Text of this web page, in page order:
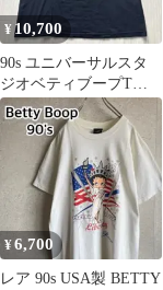
¥10,700
90s ユニバーサルスタ
ジオベティブープTシ
ャツM USA製
¥6,700
レア 90s USA製 BETTY